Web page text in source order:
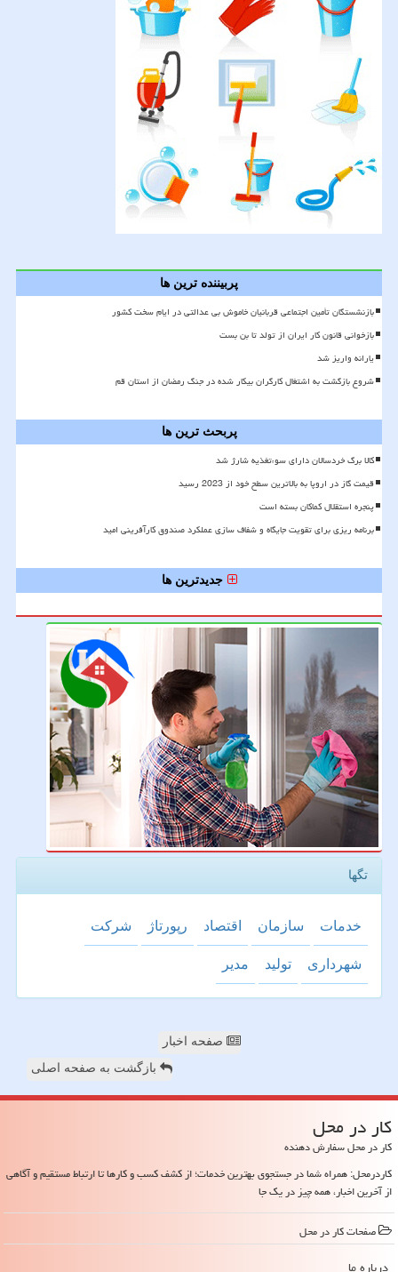
پربیننده ترین ها
بازنشستگان تأمین اجتماعی قربانیان خاموش بی عدالتی در ایام سخت کشور
بازخوانی قانون کار ایران از تولد تا بن بست
یارانه واریز شد
شروع بازگشت به اشتغال کارگران بیکار شده در جنگ رمضان از استان قم
پربحث ترین ها
کالا برگ خردسالان دارای سوءتغذیه شارژ شد
قیمت گاز در اروپا به بالاترین سطح خود از 2023 رسید
پنجره استقلال کماکان بسته است
برنامه ریزی برای تقویت جایگاه و شفاف سازی عملکرد صندوق کارآفرینی امید
جدیدترین ها
تگها
خدمات سازمان اقتصاد رپورتاژ شركت
شهرداری تولید مدیر
صفحه اخبار
بازگشت به صفحه اصلی
كار در محل
کار در محل سفارش دهنده
کاردرمحل: همراه شما در جستجوی بهترین خدمات؛ از کشف کسب و کارها تا ارتباط مستقیم و آگاهی
از آخرین اخبار، همه چیز در یک جا
صفحات كار در محل